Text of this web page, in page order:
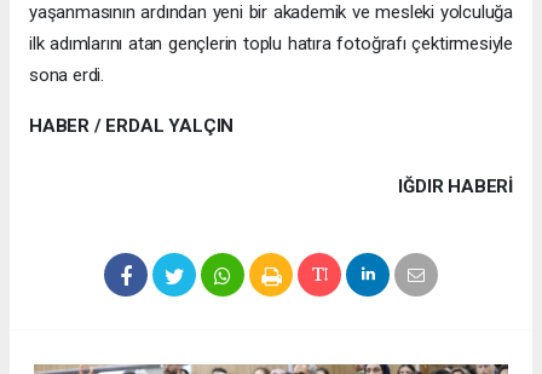
yaşanmasının ardından yeni bir akademik ve mesleki yolculuğa
ilk adımlarını atan gençlerin toplu hatıra fotoğrafı çektirmesiyle
sona erdi.
HABER / ERDAL YALÇIN
IĞDIR HABERİ